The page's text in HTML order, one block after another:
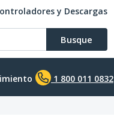
y Descargas
Busque
1 800 011 0832